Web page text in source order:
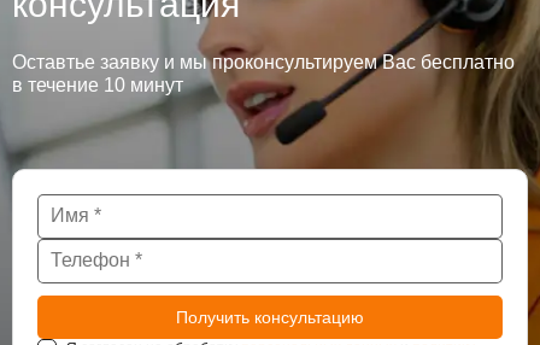
Оставтье заявку и мы проконсультируем Вас бесплатно
в течение 10 минут